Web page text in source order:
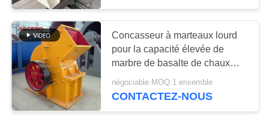
DE
CONFIDENTIALITÉ
usine de lavage d'or
Concasseur à marteaux lourd
pour la capacité élevée de
marbre de basalte de chaux
écrasant l'usine
négociable MOQ:1 ensemble
CONTACTEZ-NOUS